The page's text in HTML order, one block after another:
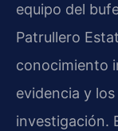
equipo del
Patrullero
conocimiento
evidencia y
investigación.